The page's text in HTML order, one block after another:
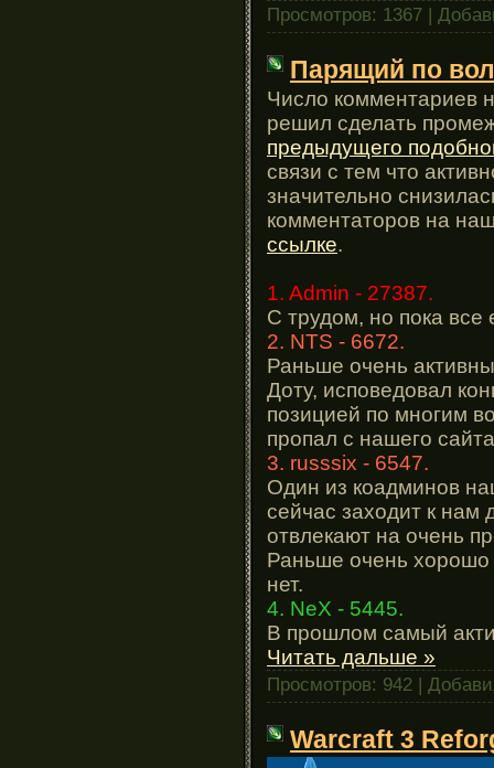
Просмотров: 1367 |
Парящий по
Число комментариев
решил сделать
предыдущего
связи с тем что
значительно
комментаторов на
ссылке.
1. Admin - 27387.
С трудом, но пока
2. NTS - 6672.
Раньше очень
Доту, исповедовал
позицией по многим
пропал с нашего
3. russsix - 6547.
Один из коадминов
сейчас заходит к нам
отвлекают на очень
Раньше очень хорошо
нет.
4. NeX - 5445.
В прошлом самый
Читать дальше »
Просмотров: 942 |
Warcraft 3